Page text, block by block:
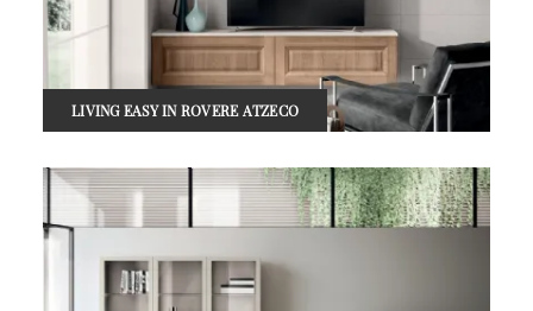
LIVING EASY IN ROVERE ATZECO